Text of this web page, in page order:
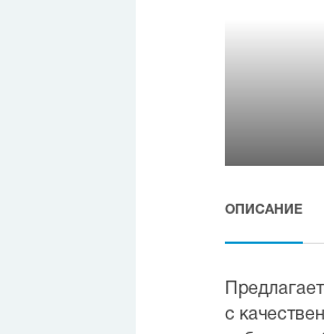
ОПИСАНИЕ
с